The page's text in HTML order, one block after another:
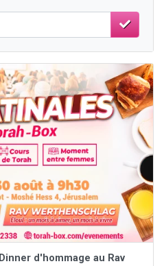
Dinner d'hommage au Rav